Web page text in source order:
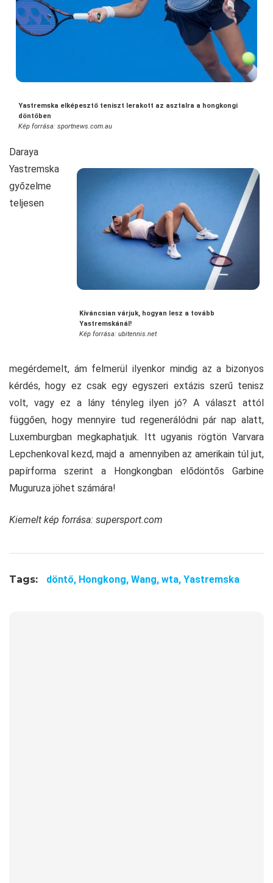
Yastremska elképesztő teniszt lerakott az asztalra a hongkongi
döntőben
Kép forrása: sportnews.com.au
Kíváncsian várjuk, hogyan lesz a tovább
Yastremskánál!
Kép forrása: ubitennis.net
Daraya
Yastremska
győzelme
teljesen
megérdemelt, ám felmerül ilyenkor mindig az a bizonyos
kérdés, hogy ez csak egy egyszeri extázis szerű tenisz
volt, vagy ez a lány tényleg ilyen jó? A választ attól
függően, hogy mennyire tud regenerálódni pár nap alatt,
Luxemburgban megkaphatjuk. Itt ugyanis rögtön Varvara
Lepchenkoval kezd, majd a amennyiben az amerikain túl jut,
papírforma szerint a Hongkongban elődöntős Garbine
Muguruza jöhet számára!
Kiemelt kép forrása: supersport.com
Tags: döntő, Hongkong, Wang, wta, Yastremska